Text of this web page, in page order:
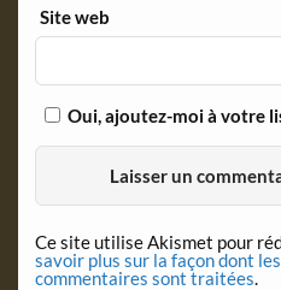
Site web
Oui, ajoutez-moi à votre
Ce site utilise Akismet pour
savoir plus sur la façon dont
commentaires sont traitées.